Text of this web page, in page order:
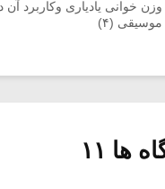
وزن خوانی یادیاری وکاربرد آن
موسیقی (۴)
ها ۱۱